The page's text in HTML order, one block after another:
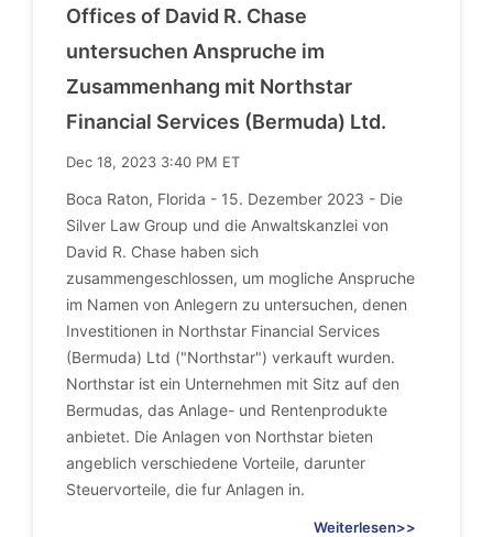
Offices of David R. Chase
untersuchen Anspruche im
Zusammenhang mit Northstar
Financial Services (Bermuda) Ltd.
Dec 18, 2023 3:40 PM ET
Boca Raton, Florida - 15. Dezember 2023 - Die
Silver Law Group und die Anwaltskanzlei von
David R. Chase haben sich
zusammengeschlossen, um mogliche Anspruche
im Namen von Anlegern zu untersuchen, denen
Investitionen in Northstar Financial Services
(Bermuda) Ltd ("Northstar") verkauft wurden.
Northstar ist ein Unternehmen mit Sitz auf den
Bermudas, das Anlage- und Rentenprodukte
anbietet. Die Anlagen von Northstar bieten
angeblich verschiedene Vorteile, darunter
Steuervorteile, die fur Anlagen in.
Weiterlesen>>